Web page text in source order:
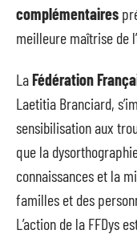
complémentaires
meilleure maîtrise de
LaFédération
Laetitia Branciard,
sensibilisation aux
que la
connaissances et la
familles et des
L’action de la FFDys